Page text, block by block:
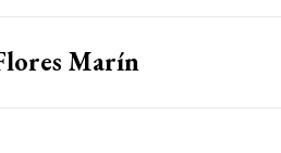
Marín